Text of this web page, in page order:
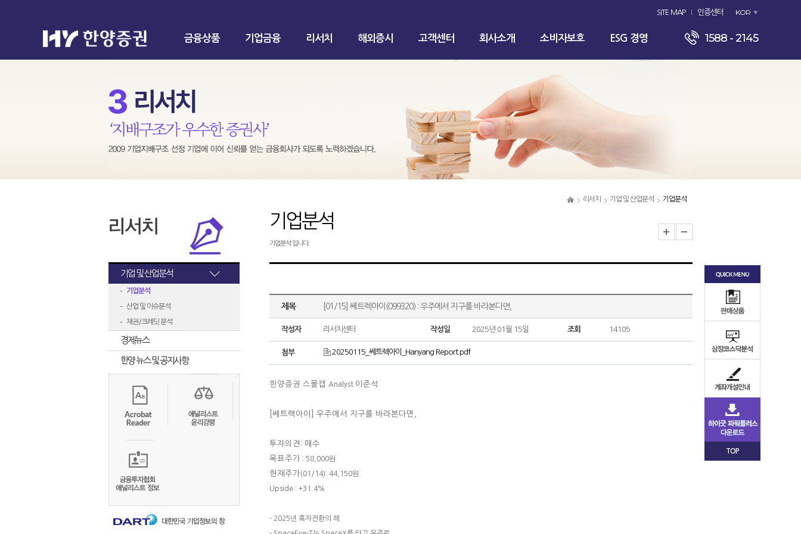
SITE MAP 인증센터 KOR
금융상품 기업금융 리서치 해외증시 고객센터 회사소개 소비자보호 ESG 경영 1588 - 2145
리서치 기업 및 산업분석 기업분석
기업 및 산업분석
기업분석
산업 및 이슈분석
채권/크레딧 분석
경제뉴스
한양 뉴스 및 공지사항
기업분석
기업분석 입니다.
제목 [01/15] 쎄트렉아이(099320) : 우주에서 지구를 바라본다면,
작성자 리서치센터 작성일 2025년 01월 15일 조회 14105
첨부 20250115_쎄트렉아이_Hanyang Report.pdf
한양증권 스몰캡 Analyst 이준석
[쎄트렉아이] 우주에서 지구를 바라본다면,
투자의견: 매수
목표주가 : 58,000원
현재주가(01/14): 44,150원
Upside : +31.4%
- 2025년 흑자전환의 해
TOP